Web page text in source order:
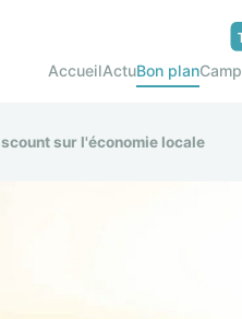
AccueilActuBon plan
sur l'économie locale